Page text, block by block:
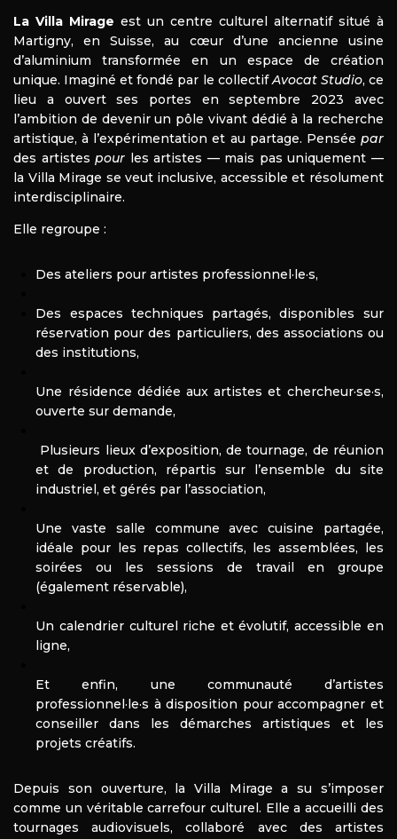
La Villa Mirage est un centre culturel alternatif situé à
Martigny, en Suisse, au cœur d’une ancienne usine
d’aluminium transformée en un espace de création
unique. Imaginé et fondé par le collectifAvocat Studio, ce
lieu a ouvert ses portes en septembre 2023 avec
l’ambition de devenir un pôle vivant dédié à la recherche
artistique, à l’expérimentation et au partage. Pensée par
des artistespour les artistes — mais pas uniquement —
la Villa Mirage se veut inclusive, accessible et résolument
interdisciplinaire.
Elle regroupe :
Des ateliers pour artistes professionnel·le·s,
Des espaces techniques partagés, disponibles sur
réservation pour des particuliers, des associations ou
des institutions,
Une résidence dédiée aux artistes et chercheur·se·s,
ouverte sur demande,
Plusieurs lieux d’exposition, de tournage, de réunion
et de production, répartis sur l’ensemble du site
industriel, et gérés par l’association,
Une vaste salle commune avec cuisine partagée,
idéale pour les repas collectifs, les assemblées, les
soirées ou les sessions de travail en groupe
(également réservable),
Un calendrier culturel riche et évolutif, accessible en
ligne,
Et enfin, une communauté d’artistes
professionnel·le·s à disposition pour accompagner et
conseiller dans les démarches artistiques et les
projets créatifs.
Depuis son ouverture, la Villa Mirage a su s’imposer
comme un véritable carrefour culturel. Elle a accueilli des
tournages audiovisuels, collaboré avec des artistes